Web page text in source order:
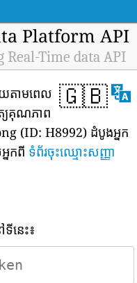
Platform API
Real-Time data API
🇬🇧
យតាមពេល
យគុណភាព
(ID: H8992) ដំបូងអ្នក
នកពី ទំព័រចុះឈ្មោះសញ្ញា
នេះ៖